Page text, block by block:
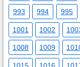
993 994 995
1001 1002
1008 1009
1015 1016